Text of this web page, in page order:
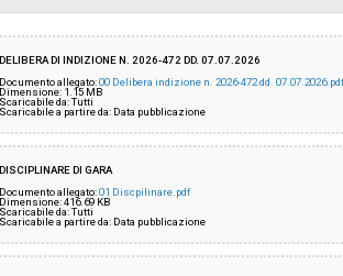
Clicca qui
DELIBERA DI INDIZIONE N. 2026-472 DD. 07.07.2026
Documento allegato:00 Delibera indizione n. 2026-472 dd.
Dimensione: 1.15 MB
Scaricabile da: Tutti
Scaricabile a partire da: Data pubblicazione
DISCIPLINARE DI GARA
Documento allegato:01 Discpilinare.pdf
Dimensione: 416.69 KB
Scaricabile da: Tutti
Scaricabile a partire da: Data pubblicazione